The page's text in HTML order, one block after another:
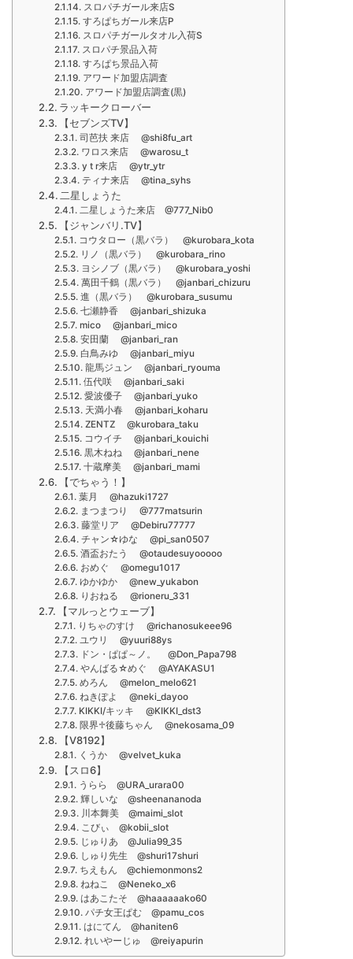
スロパチガール来店S
すろぱちガール来店P
スロパチガールタオル入荷S
スロパチ景品入荷
すろぱち景品入荷
アワード加盟店調査
アワード加盟店調査(黒)
ラッキークローバー
【セブンズTV】
司芭扶 来店 @shi8fu_art
ワロス来店 @warosu_t
y t r来店 @ytr_ytr
ティナ来店 @tina_syhs
二星しょうた
二星しょうた来店 @777_Nib0
【ジャンバリ.TV】
コウタロー（黒バラ） @kurobara_kota
リノ（黒バラ） @kurobara_rino
ヨシノブ（黒バラ） @kurobara_yoshi
萬田千鶴（黒バラ） @janbari_chizuru
進（黒バラ） @kurobara_susumu
七瀬静香 @janbari_shizuka
mico @janbari_mico
安田蘭 @janbari_ran
白鳥みゆ @janbari_miyu
龍馬ジュン @janbari_ryouma
伍代咲 @janbari_saki
愛波優子 @janbari_yuko
天満小春 @janbari_koharu
ZENTZ @kurobara_taku
コウイチ @janbari_kouichi
黒木ねね @janbari_nene
十蔵摩美 @janbari_mami
【でちゃう！】
葉月 @hazuki1727
まつまつり @777matsurin
藤堂リア @Debiru77777
チャン☆ゆな @pi_san0507
酒盃おたう @otaudesuyooooo
おめぐ @omegu1017
ゆかゆか @new_yukabon
りおねる @rioneru_331
【マルっとウェーブ】
りちゃのすけ @richanosukeee96
ユウリ @yuuri88ys
ドン・ぱぱ～ノ。 @Don_Papa798
やんばる☆めぐ @AYAKASU1
めろん @melon_melo621
ねきぽよ @neki_dayoo
KIKKI/キッキ @KIKKI_dst3
限界♱後藤ちゃん @nekosama_09
【V8192】
くうか @velvet_kuka
【スロ6】
うらら @URA_urara00
輝しいな @sheenananoda
川本舞美 @maimi_slot
こびぃ @kobii_slot
じゅりあ @Julia99_35
しゅり先生 @shuri17shuri
ちえもん @chiemonmons2
ねねこ @Neneko_x6
はあこたそ @haaaaaako60
パチ女王ぱむ @pamu_cos
はにてん @haniten6
れいやーじゅ @reiyapurin